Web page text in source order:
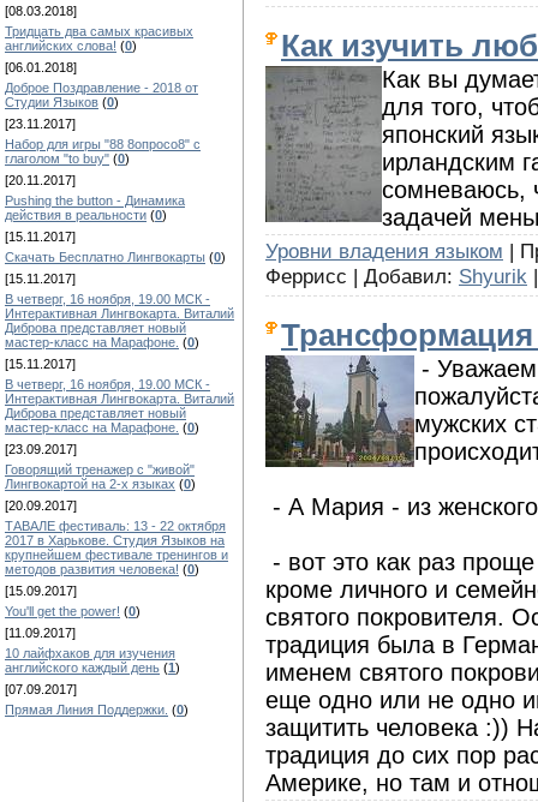
[08.03.2018]
Тридцать два самых красивых
английских слова! (0)
[06.01.2018]
Доброе Поздравление - 2018 от
Студии Языков (0)
[23.11.2017]
Набор для игры "88 8опросо8" с
глаголом "to buy" (0)
[20.11.2017]
Pushing the button - Динамика
действия в реальности (0)
[15.11.2017]
Скачать Бесплатно Лингвокарты (0)
[15.11.2017]
В четверг, 16 ноября, 19.00 МСК -
Интерактивная Лингвокарта. Виталий
Диброва представляет новый
мастер-класс на Марафоне. (0)
[15.11.2017]
В четверг, 16 ноября, 19.00 МСК -
Интерактивная Лингвокарта. Виталий
Диброва представляет новый
мастер-класс на Марафоне. (0)
[23.09.2017]
Говорящий тренажер с "живой"
Лингвокартой на 2-х языках (0)
[20.09.2017]
ТАВАЛЕ фестиваль: 13 - 22 октября
2017 в Харькове. Студия Языков на
крупнейшем фестивале тренингов и
методов развития человека! (0)
[15.09.2017]
You'll get the power! (0)
[11.09.2017]
10 лайфхаков для изучения
английского каждый день (1)
[07.09.2017]
Прямая Линия Поддержки. (0)
Как изучить
Как вы
для того,
японский
ирландским
сомневаюсь,
задачей
Уровни владения языком |
Феррисс | Добавил: Shyurik
-
мужских
- А Мария - из
- вот это как раз
кроме личного и
святого покровителя.
традиция была в
именем святого
еще одно или не одно
защитить человека :))
традиция до сих пор
Америке, но там и